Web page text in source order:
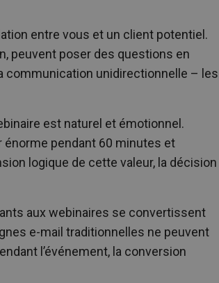
entre vous et un client potentiel.
peuvent poser des questions en
communication unidirectionnelle – les
est naturel et émotionnel.
énorme pendant 60 minutes et
logique de cette valeur, la décision
aux webinaires se convertissent
e-mail traditionnelles ne peuvent
l’événement, la conversion